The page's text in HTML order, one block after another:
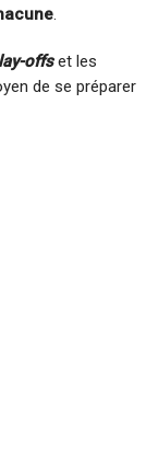
.
offset les
de se préparer